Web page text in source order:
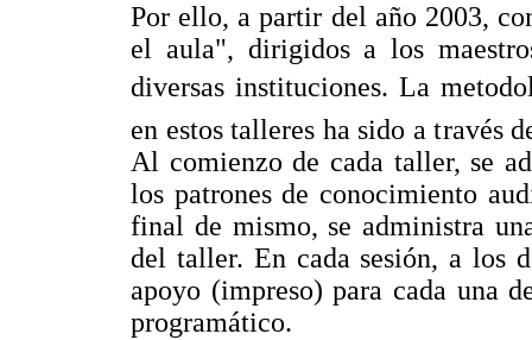
Por ello, a partir del año 2003,
el aula", dirigidos a los
diversas instituciones. La
en estos talleres ha sido a través
Al comienzo de cada taller, se
los patrones de conocimiento
final de mismo, se administra
del taller. En cada sesión, a los
apoyo (impreso) para cada una
programático.